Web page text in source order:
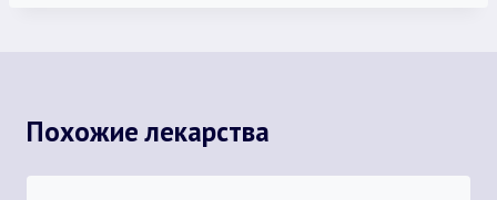
Похожие лекарства